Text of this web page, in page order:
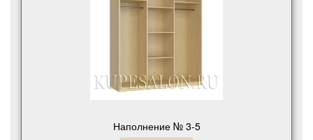
Наполнение № 3-5